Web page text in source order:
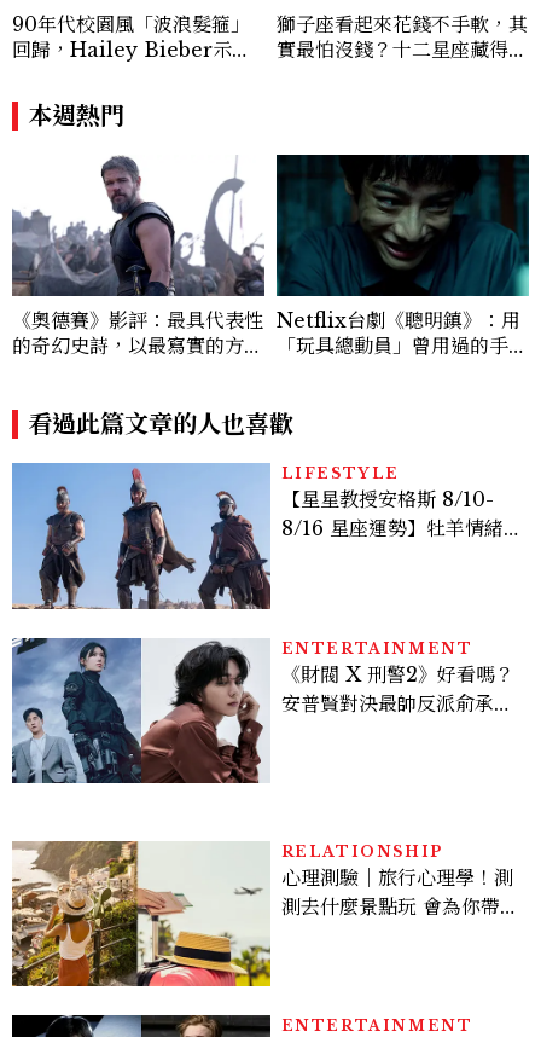
90年代校園風「波浪髮箍」
回歸，Hailey Bieber示範
u髮箍未開賣先爆紅！
獅子座看起來花錢不手軟，其
實最怕沒錢？十二星座藏得最
本週熱門
《奧德賽》影評：最具代表性
的奇幻史詩，以最寫實的方
Netflix台劇《聰明鎮》：用
「玩具總動員」曾用過的手
看過此篇文章的人也喜歡
LIFESTYLE
【星星教授安格斯 8/10-
8/16 星座運勢】牡羊情緒
ENTERTAINMENT
《財閥 X 刑警2》好看嗎？
安普賢對決最帥反派俞承
RELATIONSHIP
心理測驗｜旅行心理學！測
測去什麼景點玩 會為你帶來
ENTERTAINMENT